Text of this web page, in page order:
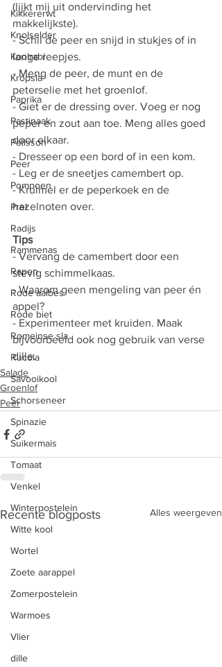
Kikkererwt
Knolselder
Koolrabi
Kropsla
Paprika
Pastinaak
Patisson
Peer
Pompoen
Prei
Radijs
Rammenas
Rapen
Rode aalbes
Rode biet
Romeinse sla
Rucola
Savooikool
Schorseneer
Spinazie
Suikermais
Tomaat
Venkel
Winterpostelein
Witte kool
Wortel
Zoete aarappel
Zomerpostelein
Warmoes
Vlier
dille
(lijkt mij uit ondervinding het
makkelijkste).
- Schil de peer en snijd in stukjes of in
lange reepjes.
- Meng de peer, de munt en de
peterselie met het groenlof.
- Giet er de dressing over. Voeg er nog
peper en zout aan toe. Meng alles goed
door elkaar.
- Dresseer op een bord of in een kom.
- Leg er de sneetjes camembert op.
- Kruimel er de peperkoek en de
hazelnoten over.
Tips
- Vervang de camembert door een
stevig schimmelkaas.
- Waarom geen mengeling van peer én
appel?
- Experimenteer met kruiden. Maak
bijvoorbeeld ook nog gebruik van verse
dille.
Salade
Groenlof
Peer
Recente blogposts Alles weergeven